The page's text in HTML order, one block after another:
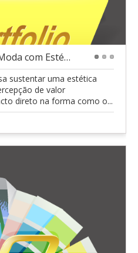
visual para Marcas de Moda com Estética Premium
sustentar uma estética
de valor
direto na forma como o...